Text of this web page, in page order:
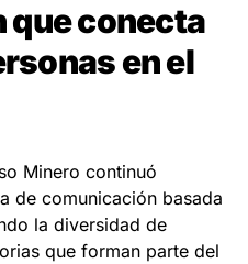
que conecta
en el
Minero continuó
de comunicación basada
la diversidad de
que forman parte del